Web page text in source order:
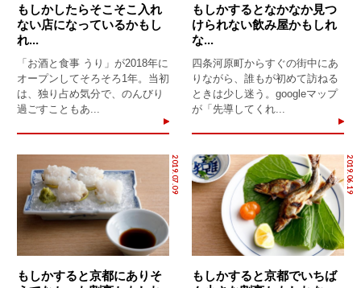
もしかしたらそこそこ入れ
ない店になっているかもし
れ...
「お酒と食事 うり」が2018年に
オープンしてそろそろ1年。当初
は、独り占め気分で、のんびり
過ごすこともあ...
もしかするとなかなか見つ
けられない飲み屋かもしれ
な...
四条河原町からすぐの街中にあ
りながら、誰もが初めて訪ねる
ときは少し迷う。googleマップ
が「先導してくれ...
2019.07.09
もしかすると京都にありそ
2019.06.19
もしかすると京都でいちば